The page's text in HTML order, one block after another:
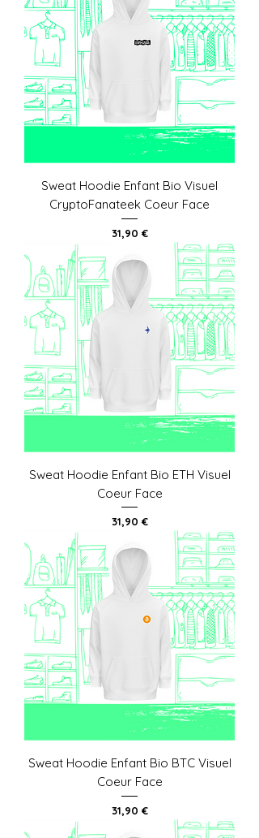
Sweat Hoodie Enfant Bio Visuel
CryptoFanateek Coeur Face
Prix
31,90 €
Sweat Hoodie Enfant Bio ETH Visuel
Coeur Face
Prix
31,90 €
Sweat Hoodie Enfant Bio BTC Visuel
Coeur Face
Prix
31,90 €